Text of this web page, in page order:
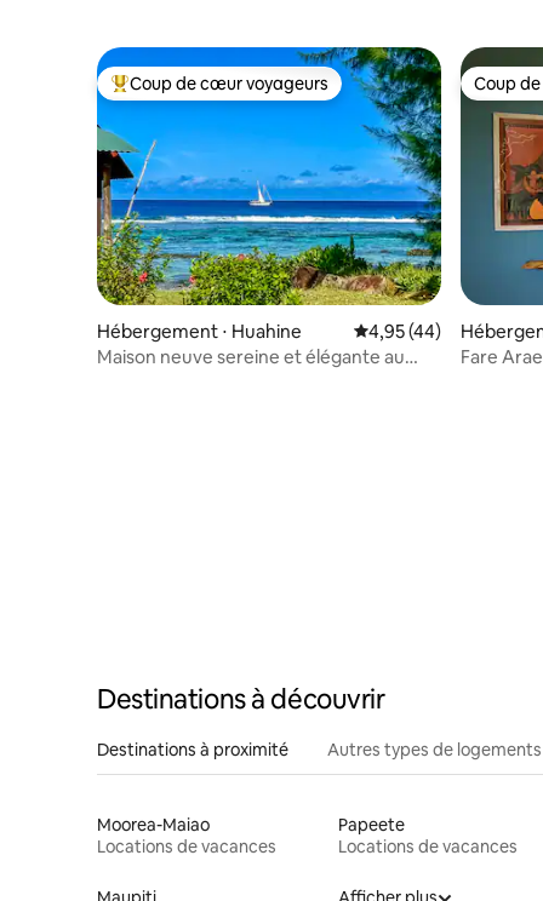
Coups de cœur voyageurs les plus appréciés
Coup de cœur voyageurs
Hébergement ⋅ Huahine Évaluation moyenne
4,95 (44)
Maison neuve sereine et élégante au
Coup
Coup
Fare
Destinations à découvrir
Destinations à proximité Autres types de logements
Moorea-Maiao
Locations de vacances
Papeete
Locations de vacances